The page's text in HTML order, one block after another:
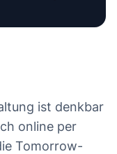
ist denkbar
online per
Tomorrow-